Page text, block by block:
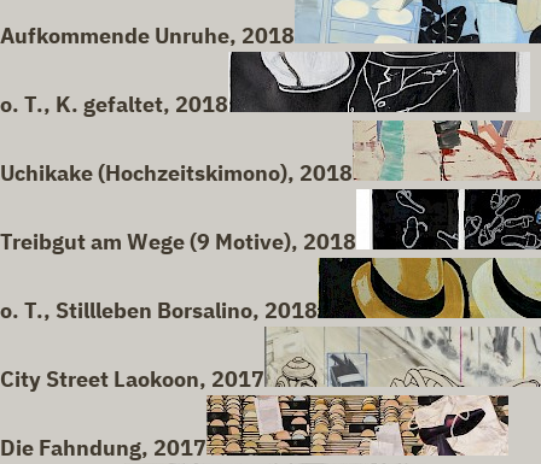
Aufkommende Unruhe, 2018
o. T., K. gefaltet, 2018
Uchikake (Hochzeitskimono), 2018
Treibgut am Wege (9 Motive), 2018
o. T., Stillleben Borsalino, 2018
City Street Laokoon, 2017
Die Fahndung, 2017